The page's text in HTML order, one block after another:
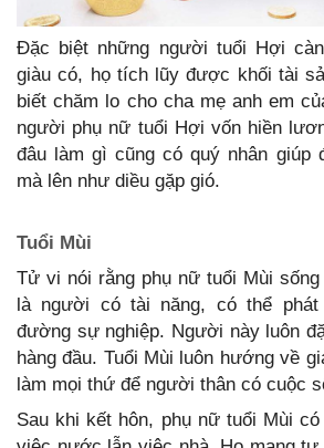
Đặc biệt những người tuổi Hợi
giàu có, họ tích lũy được khối tài
biết chăm lo cho cha mẹ anh em
người phụ nữ tuổi Hợi vốn hiền
đâu làm gì cũng có quý nhân
mà lên như diều gặp gió.
Tuổi Mùi
Tử vi nói rằng phụ nữ tuổi Mùi
là người có tài năng, có thể
đường sự nghiệp. Người này luôn
hàng đầu. Tuổi Mùi luôn hướng về
làm mọi thứ để người thân có cuộc
Sau khi kết hôn, phụ nữ tuổi Mùi